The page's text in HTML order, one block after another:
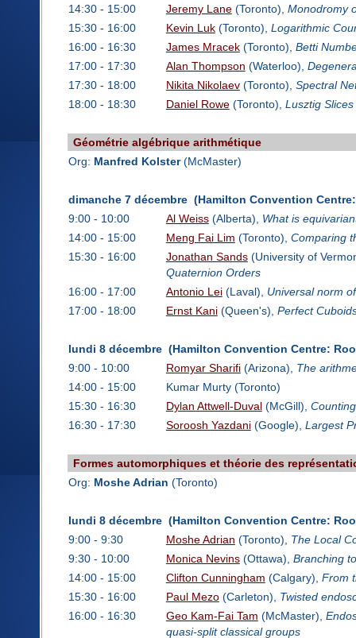
14:30 - 15:00
Jeremy Lane(Toronto), Monodromy
15:30 - 16:00
Kevin Luk(Toronto), Logarithmic
16:00 - 16:30
James Mracek(Toronto), Betti
17:00 - 17:30
Alan Thompson (Waterloo),
17:30 - 18:00
Nikita Nikolaev(Toronto), Spectral
18:00 - 18:30
Daniel Rowe(Toronto), Lusztig
Géométrie algébrique arithmétique
Org: Manfred Kolster(McMaster)
dimanche 7 décembre (Hamilton Convention
9:00 - 10:00
Al Weiss(Alberta), What is
14:00 - 15:00
Meng Fai Lim (Toronto), Comparing
15:30 - 16:00
Jonathan Sands(University of
Quaternion Orders
16:00 - 17:00
Antonio Lei(Laval), Universal norm
17:00 - 18:00
Ernst Kani(Queen's), Perfect
lundi 8 décembre (Hamilton Convention Centre:
9:00 - 10:00
Romyar Sharifi(Arizona), The
14:00 - 15:00
Kumar Murty (Toronto)
15:30 - 16:30
Dylan Attwell-Duval(McGill),
16:30 - 17:30
Soroosh Yazdani(Google), Largest
Formes automorphiques et théorie des
Org: Moshe Adrian (Toronto)
lundi 8 décembre (Hamilton Convention Centre:
9:00 - 9:30
Moshe Adrian (Toronto), The Local
9:30 - 10:00
Monica Nevins(Ottawa), Branching
14:00 - 15:00
Clifton Cunningham (Calgary), From
15:30 - 16:00
Paul Mezo(Carleton), Twisted
16:00 - 16:30
Geo Kam-Fai Tam (McMaster),
quasi-split classical groups